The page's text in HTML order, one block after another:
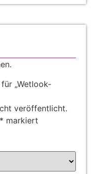
„Wetlook-
veröffentlicht.
* markiert